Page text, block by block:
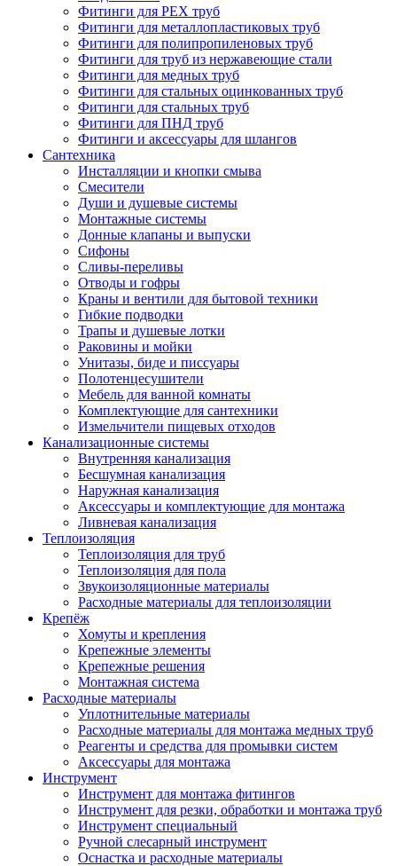
Фитинги для PEX труб
Фитинги для металлопластиковых труб
Фитинги для полипропиленовых труб
Фитинги для труб из нержавеющие стали
Фитинги для медных труб
Фитинги для стальных оцинкованных труб
Фитинги для стальных труб
Фитинги для ПНД труб
Фитинги и аксессуары для шлангов
Сантехника
Инсталляции и кнопки смыва
Смесители
Души и душевые системы
Монтажные системы
Донные клапаны и выпуски
Сифоны
Сливы-переливы
Отводы и гофры
Краны и вентили для бытовой техники
Гибкие подводки
Трапы и душевые лотки
Раковины и мойки
Унитазы, биде и писсуары
Полотенцесушители
Мебель для ванной комнаты
Комплектующие для сантехники
Измельчители пищевых отходов
Канализационные системы
Внутренняя канализация
Бесшумная канализация
Наружная канализация
Аксессуары и комплектующие для монтажа
Ливневая канализация
Теплоизоляция
Теплоизоляция для труб
Теплоизоляция для пола
Звукоизоляционные материалы
Расходные материалы для теплоизоляции
Крепёж
Хомуты и крепления
Крепежные элементы
Крепежные решения
Монтажная система
Расходные материалы
Уплотнительные материалы
Расходные материалы для монтажа медных труб
Реагенты и средства для промывки систем
Аксессуары для монтажа
Инструмент
Инструмент для монтажа фитингов
Инструмент для резки, обработки и монтажа труб
Инструмент специальный
Ручной слесарный инструмент
Оснастка и расходные материалы